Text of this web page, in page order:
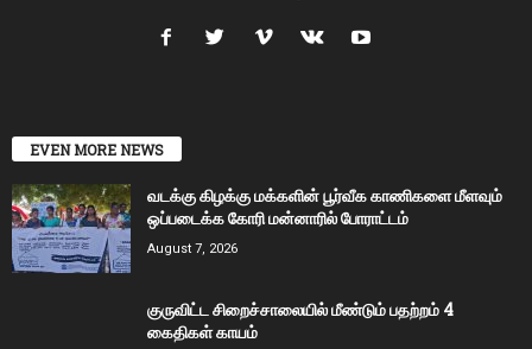
EVEN MORE NEWS
வடக்கு கிழக்கு மக்களின் பூர்வீக காணிகளை மீளவும்
ஒப்படைக்க கோரி மன்னாரில் போராட்டம்
August 7, 2026
குருவிட்ட சிறைச்சாலையில் மீண்டும் பதற்றம் 4
கைதிகள் காயம்